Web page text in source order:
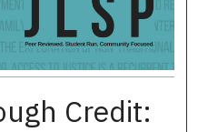
Credit: